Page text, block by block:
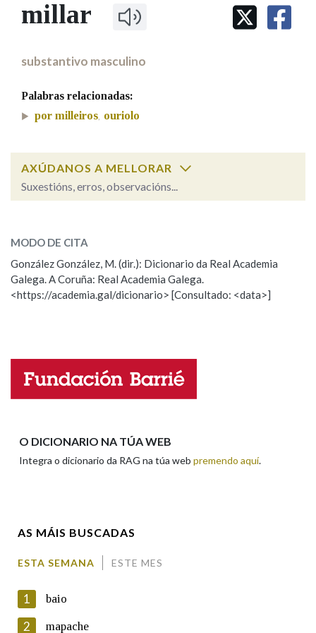
IDENTIDADE CORPORATIVA
MARCIAL DEL ADALID
FIGURAS HOMENAXEADAS
Facebook
TwitterYoutubeInstagram
Bluesky
BUSCAR NOS LEMAS
Remata por
Contén
Nas definicións
Nos exemplos
Marcas gramaticais
LIMPAR
millar
substantivo masculino
Palabras relacionadas:
por milleiros, ouriolo
AXÚDANOS A MELLORAR
Suxestións, erros, observacións...
ESCOLLE UNHA OPCIÓN:
Observación Hai un erro na palabra
Propoño mellorar a definición
Nome
MODO DE CITA
González González, M. (dir.): Dicionario da Real Academia
Galega. A Coruña: Real Academia Galega.
<https://academia.gal/dicionario> [Consultado: <data>]
O DICIONARIO NA TÚA WEB
Integra o dicionario da RAG na túa web premendo aquí.
AS MÁIS BUSCADAS
ESTA SEMANA ESTE MES
1 baio
2 mapache